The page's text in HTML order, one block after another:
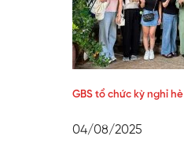
GBS tổ chức kỳ nghỉ
04/08/2025